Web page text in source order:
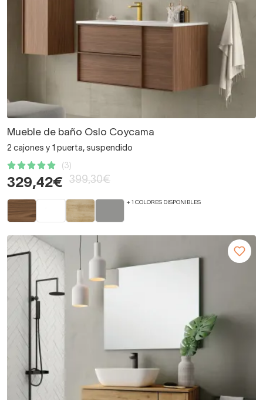
Mueble de baño Oslo Coycama
2 cajones y 1 puerta, suspendido
(3)
329,42€ 399,30€
+ 1 COLORES DISPONIBLES